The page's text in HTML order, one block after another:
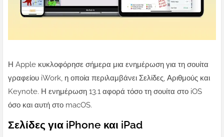
Η Apple κυκλοφόρησε σήμερα μια ενημέρωση για τη σουίτα
γραφείου iWork, η οποία περιλαμβάνει Σελίδες, Αριθμούς και
Keynote. Η ενημέρωση 13.1 αφορά τόσο τη σουίτα στο iOS
όσο και αυτή στο macOS.
Σελίδες για iPhone και iPad